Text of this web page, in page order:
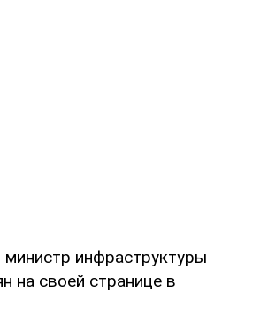
инфраструктуры
на своей странице в